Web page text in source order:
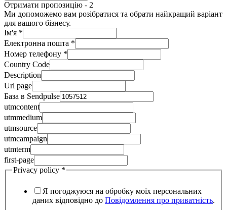
Отримати пропозицію - 2
Ми допоможемо вам розібратися та обрати найкращий варіант
для вашого бізнесу.
Ім'я *
Електронна пошта *
Номер телефону *
Country Code
Description
Url page
База в Sendpulse
utmcontent
utmmedium
utmsource
utmcampaign
utmterm
first-page
Privacy policy *
Я погоджуюся на обробку моїх персональних
даних відповідно до Повідомлення про приватність.